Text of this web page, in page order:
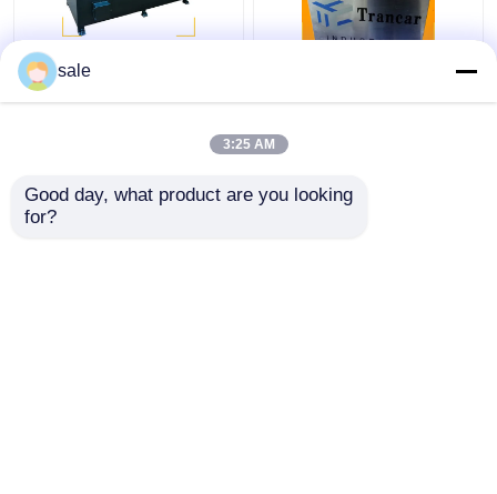
ইস্পাত ধাতব তারের 2m/S
পলিশিং মেশিন রডস স্যান্ডিং
sale
3:25 AM
Good day, what product are you looking
for?